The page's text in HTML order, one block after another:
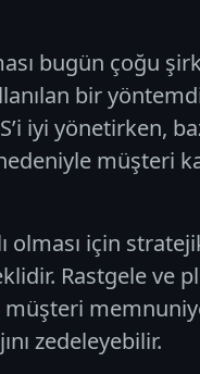
bugün çoğu
bir
iyi yönetirken,
müşteri
olması için
Rastgele ve
müşteri
zedeleyebilir.